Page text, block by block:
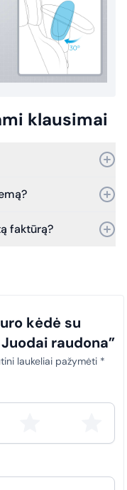
klausimai
ir mes
pirkimų
pirkimams, siekiant
aktų nuostatoms.
faktūrą?
kėdė su
raudona”
laukeliai pažymėti *